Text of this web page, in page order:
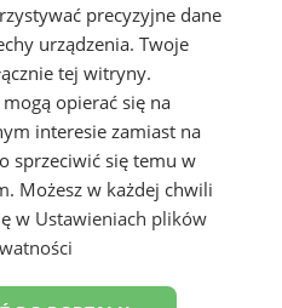
precyzyjne dane
urządzenia. Twoje
tej witryny.
opierać się na
interesie zamiast na
sprzeciwić się temu w
. Możesz w każdej chwili
w Ustawieniach plików